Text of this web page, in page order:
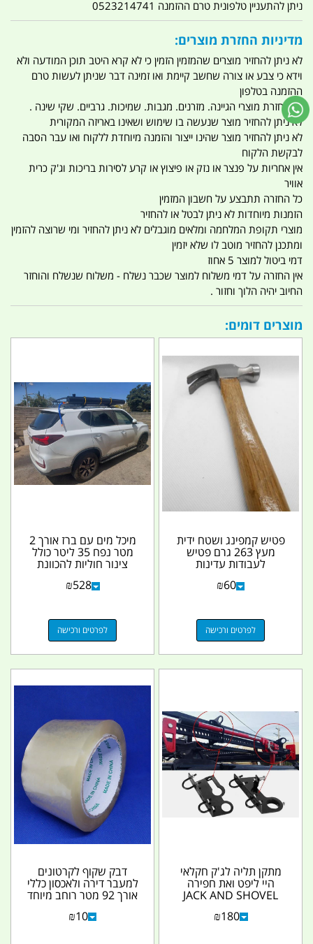
ניתן להתעניין טלפונית טרם ההזמנה 0523214741
מדיניות החזרת מוצרים:
לא ניתן להחזיר מוצרים שהמזמין הזמין כי לא קרא היטב תוכן המודעה ולא
וידא כי צבע או צורה שחשב קיימת ואו זמינה דבר שניתן לעשות טרם
ההזמנה בטלפון
אין החזרת מוצרי הגיינה. מזרנים. מגבות. שמיכות. גרביים. שקי שינה .
לא ניתן להחזיר מוצר שנעשה בו שימוש ושאינו באריזה המקורית
לא ניתן להחזיר מוצר שהינו ייצור והזמנה מיוחדת ללקוח ואו עבר הסבה
לבקשת הלקוח
אין אחריות על פנצר או נזק או פיצוץ או קרע לסירות בריכות וג'ק כרית
אוויר
כל החזרה תתבצע על חשבון המזמין
הזמנות מיוחדות לא ניתן לבטל או להחזיר
מוצרי תקופת המלחמה ומלאים מוגבלים לא ניתן להחזיר ומי שרוצה להזמין
ומתכנן להחזיר מוטב לו שלא יזמין
דמי ביטול למוצר 5 אחוז
אין החזרה על דמי משלוח למוצר שכבר נשלח - משלוח שנשלח והוחזר
החיוב יהיה הלוך וחזור .
מוצרים דומים:
פטיש קמפינג ושטח ידית
מעץ 263 גרם פטיש
לעבודות עדינות
₪60
לפרטים ורכישה
מיכל מים עם ברז אורך 2
מטר נפח 35 ליטר כולל
צינור חוליות להכוונת
₪528
לפרטים ורכישה
מתקן תליה לג'ק חקלאי
היי ליפט ואת חפירה
JACK AND SHOVEL
₪180
דבק שקוף לקרטונים
למעבר דירה ולאכסון כללי
אורך 92 מטר רוחב מיוחד
₪10